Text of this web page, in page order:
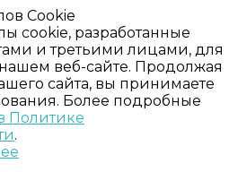
Cookie
cookie, разработанные
и третьими лицами, для
веб-сайте. Продолжая
сайта, вы принимаете
Более подробные
Политике
.